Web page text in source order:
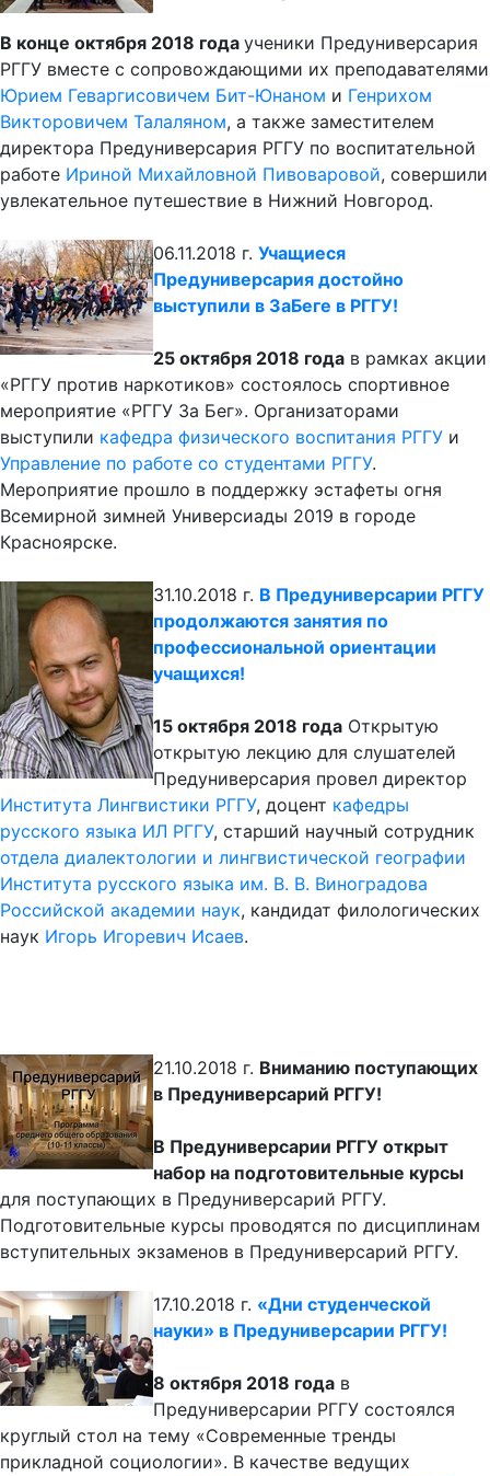
В конце октября 2018 года ученики Предуниверсария
РГГУ вместе с сопровождающими их преподавателями
Юрием Геваргисовичем Бит-Юнаном и Генрихом
Викторовичем Талаляном, а также заместителем
директора Предуниверсария РГГУ по воспитательной
работе Ириной Михайловной Пивоваровой, совершили
увлекательное путешествие в Нижний Новгород.
06.11.2018 г. Учащиеся
Предуниверсария достойно
выступили в ЗаБеге в РГГУ!
25 октября 2018 года в рамках акции
«РГГУ против наркотиков» состоялось спортивное
мероприятие «РГГУ За Бег». Организаторами
выступили кафедра физического воспитания РГГУ и
Управление по работе со студентами РГГУ.
Мероприятие прошло в поддержку эстафеты огня
Всемирной зимней Универсиады 2019 в городе
Красноярске.
31.10.2018 г. В Предуниверсарии РГГУ
продолжаются занятия по
профессиональной ориентации
учащихся!
15 октября 2018 года Открытую
открытую лекцию для слушателей
Предуниверсария провел директор
Института Лингвистики РГГУ, доцент кафедры
русского языка ИЛ РГГУ, старший научный сотрудник
отдела диалектологии и лингвистической географии
Института русского языка им. В. В. Виноградова
Российской академии наук, кандидат филологических
наук Игорь Игоревич Исаев.
21.10.2018 г. Вниманию поступающих
в Предуниверсарий РГГУ!
В Предуниверсарии РГГУ открыт
набор на подготовительные курсы
для поступающих в Предуниверсарий РГГУ.
Подготовительные курсы проводятся по дисциплинам
вступительных экзаменов в Предуниверсарий РГГУ.
17.10.2018 г. «Дни студенческой
науки» в Предуниверсарии РГГУ!
8 октября 2018 года в
Предуниверсарии РГГУ состоялся
круглый стол на тему «Современные тренды
прикладной социологии». В качестве ведущих